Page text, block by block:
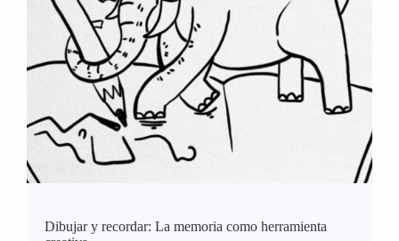
Dibujar y recordar: La memoria como herramienta